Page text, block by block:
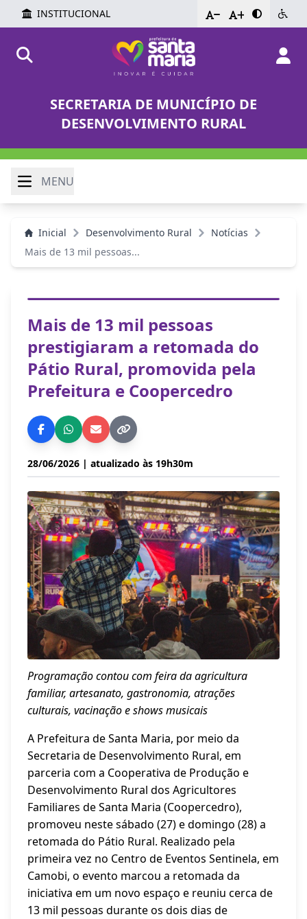
INSTITUCIONAL - +
SECRETARIA DE MUNICÍPIO DE
DESENVOLVIMENTO RURAL
MENU
Inicial Desenvolvimento Rural
Notícias
Mais de 13 mil pessoas...
Mais de 13 mil pessoas
prestigiaram a retomada do
Pátio Rural, promovida pela
Prefeitura e Coopercedro
28/06/2026 | atualizado às 19h30m
Programação contou com feira da agricultura
familiar, artesanato, gastronomia, atrações
culturais, vacinação e shows musicais
A Prefeitura de Santa Maria, por meio da
Secretaria de Desenvolvimento Rural, em
parceria com a Cooperativa de Produção e
Desenvolvimento Rural dos Agricultores
Familiares de Santa Maria (Coopercedro),
promoveu neste sábado (27) e domingo (28) a
retomada do Pátio Rural. Realizado pela
primeira vez no Centro de Eventos Sentinela, em
Camobi, o evento marcou a retomada da
iniciativa em um novo espaço e reuniu cerca de
13 mil pessoas durante os dois dias de